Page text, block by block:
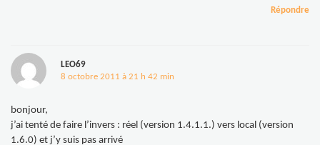
Répondre
LEO69
8 octobre 2011 à 21 h 42 min
bonjour,
j’ai tenté de faire l’invers : réel (version 1.4.1.1.) vers local (version
1.6.0) et j’y suis pas arrivé